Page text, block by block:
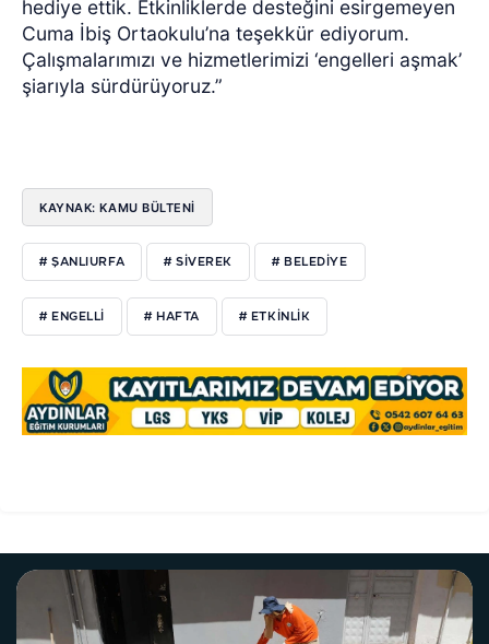
hediye ettik. Etkinliklerde desteğini esirgemeyen
Cuma İbiş Ortaokulu’na teşekkür ediyorum.
Çalışmalarımızı ve hizmetlerimizi ‘engelleri aşmak’
şiarıyla sürdürüyoruz.”
KAYNAK: KAMU BÜLTENİ
# ŞANLIURFA # SİVEREK # BELEDİYE
# ENGELLİ # HAFTA # ETKİNLİK